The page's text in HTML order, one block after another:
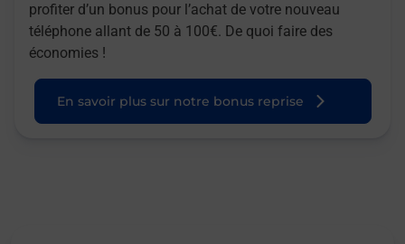
profiter d’un bonus pour l’achat de votre nouveau
téléphone allant de 50 à 100€. De quoi faire des
économies !
En savoir plus sur notre bonus reprise